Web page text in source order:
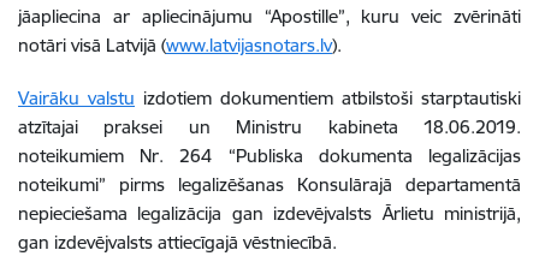
jāapliecina ar apliecinājumu “Apostille”, kuru veic zvērināti
notāri visā Latvijā (www.latvijasnotars.lv).
Vairāku valstu izdotiem dokumentiem atbilstoši starptautiski
atzītajai praksei un Ministru kabineta 18.06.2019.
noteikumiem Nr. 264 “Publiska dokumenta legalizācijas
noteikumi” pirms legalizēšanas Konsulārajā departamentā
nepieciešama legalizācija gan izdevējvalsts Ārlietu ministrijā,
gan izdevējvalsts attiecīgajā vēstniecībā.